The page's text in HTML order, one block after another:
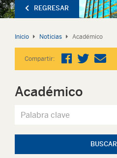
REGRESAR
Inicio Noticias Académico
Compartir:
Académico
BUSCAR